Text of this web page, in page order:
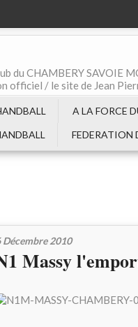
du CHAMBERY SAVOIE
officiel / le site de Jean
A LA FORCE
FEDERATION
Décembre 2010
Massy